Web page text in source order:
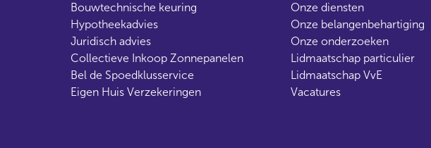
Bouwtechnische keuring
Hypotheekadvies
Juridisch advies
Collectieve Inkoop Zonnepanelen
Bel de Spoedklusservice
Eigen Huis Verzekeringen
Onze diensten
Onze belangenbehartiging
Onze onderzoeken
Lidmaatschap particulier
Lidmaatschap VvE
Vacatures